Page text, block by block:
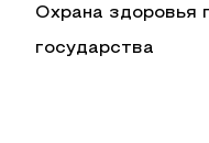
Охрана здоровья
государства